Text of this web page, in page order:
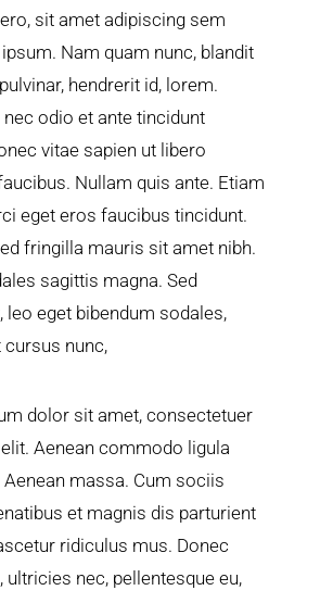
sit amet adipiscing sem
Nam quam nunc, blandit
hendrerit id, lorem.
odio et ante tincidunt
vitae sapien ut libero
Nullam quis ante. Etiam
eget eros faucibus tincidunt.
fringilla mauris sit amet nibh.
sagittis magna. Sed
leo eget bibendum sodales,
cursus nunc,
dolor sit amet, consectetuer
Aenean commodo ligula
massa. Cum sociis
et magnis dis parturient
ridiculus mus. Donec
ultricies nec, pellentesque eu,